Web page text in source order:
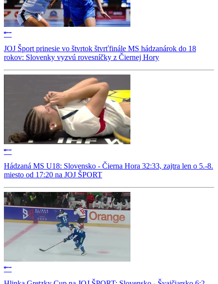
JOJ Šport prinesie vo štvrtok štvrťfinále MS hádzanárok do 18
rokov: Slovenky vyzvú rovesníčky z Čiernej Hory
Hádzaná MS U18: Slovensko - Čierna Hora 32:33, zajtra len o 5.-8.
miesto od 17:20 na JOJ ŠPORT